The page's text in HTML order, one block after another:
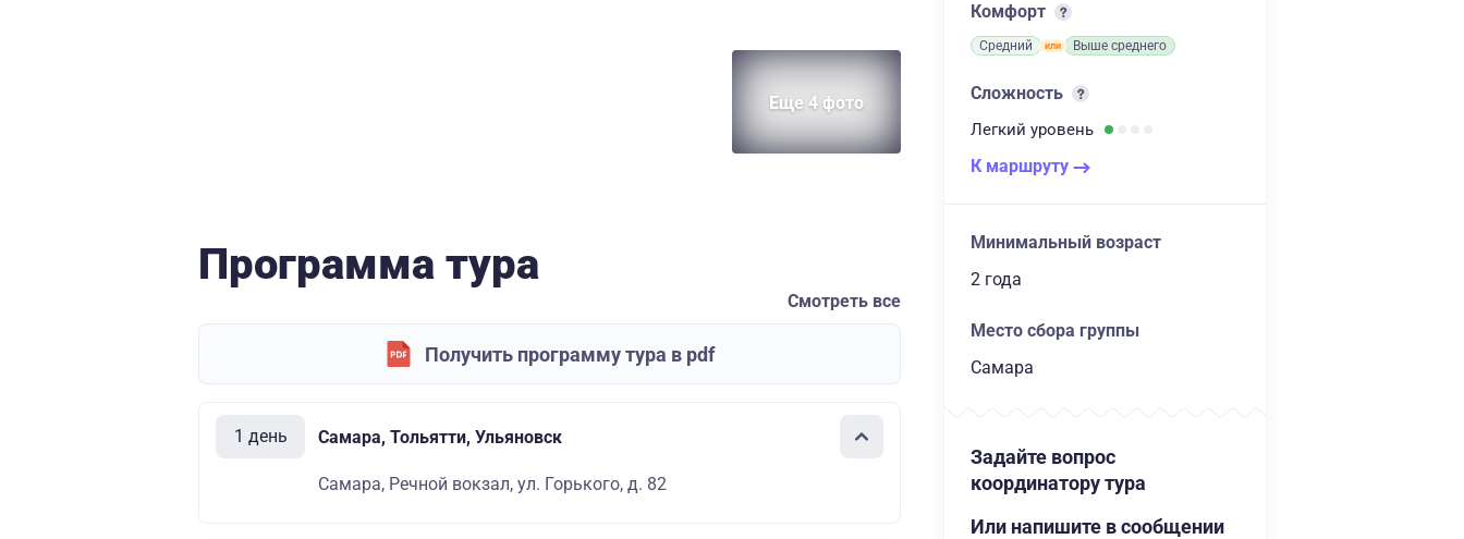
Еще 4 фото
Программа тура
Смотреть все
Получить программу тура в pdf
1 день Самара, Тольятти, Ульяновск
Самара, Речной вокзал, ул. Горького, д. 82
Комфорт
Средний Выше среднего
Сложность
Легкий уровень
К маршруту
Минимальный возраст
2 года
Место сбора группы
Самара
Задайте вопрос
координатору тура
Или напишите в сообщении